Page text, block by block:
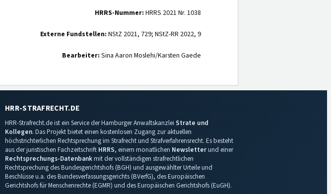
HRRS-Nummer: HRRS 2021 Nr. 1038
Externe Fundstellen: NStZ 2021, 729; NStZ-RR 2022, 9
Bearbeiter: Sina Aaron Moslehi/Karsten Gaede
HRR-STRAFRECHT.DE
HRR-Strafrecht.de ist ein Service der Hamburger Anwaltskanzlei Strate und
Kollegen. Das Projekt bietet einen kostenlosen Zugang zur aktuellen
höchstrichterlichen Rechtsprechung im Strafrecht und Strafverfahrensrecht. Es besteht
aus der juristischen Fachzeitschrift HRRS, einem monatlichen Newsletterund einer
Rechtsprechungs-Datenbankmit der vollständigen strafrechtlichen
Rechtsprechung des Bundesgerichtshofs (BGH) und ausgewählter Urteile und
Beschlüsse u.a. des Bundesverfassungsgerichts (BVerfG), des Europäischen
Gerichtshofs für Menschenrechte (EGMR) und des Europäischen Gerichtshofs (EuGH).